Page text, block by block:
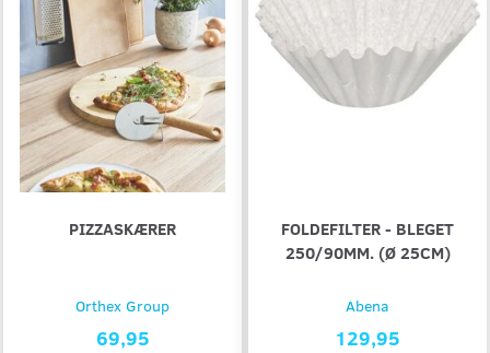
PIZZASKÆRER
Orthex Group
69,95
FOLDEFILTER - BLEGET
250/90MM. (Ø 25CM)
Abena
129,95